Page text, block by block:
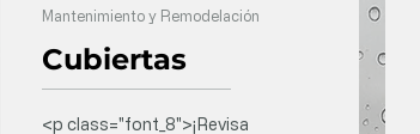
Mantenimiento y Remodelación
Cubiertas
<p class="font_8">¡Revisa